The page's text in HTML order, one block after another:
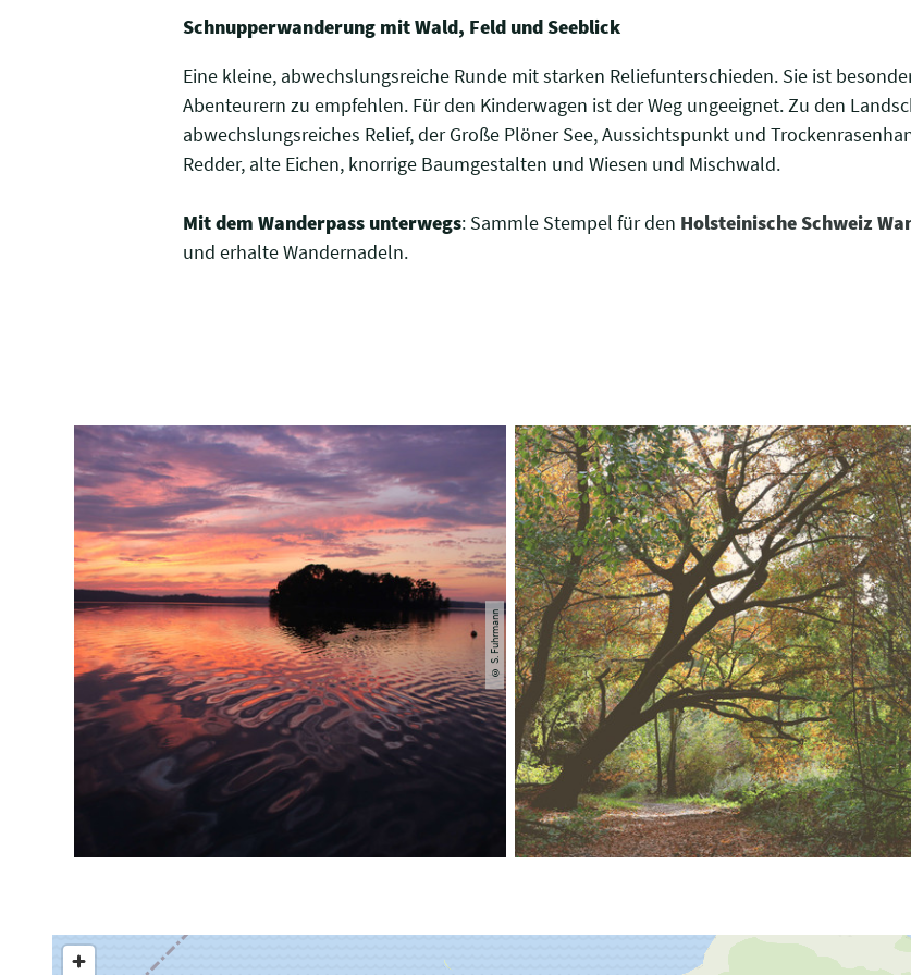
Schnupperwanderung mit Wald, Feld und Seeblick
Eine kleine, abwechslungsreiche Runde mit starken Reliefunterschieden. Sie ist
Abenteurern zu empfehlen. Für den Kinderwagen ist der Weg ungeeignet. Zu den
abwechslungsreiches Relief, der Große Plöner See, Aussichtspunkt und
Redder, alte Eichen, knorrige Baumgestalten und Wiesen und Mischwald.
Mit dem Wanderpass unterwegs: Sammle Stempel für den Holsteinische Schweiz
und erhalte Wandernadeln.
© S. Fuhrmann